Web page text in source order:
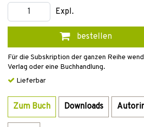
Expl.
bestellen
Für die Subskription der ganzen Reihe
Verlag oder eine Buchhandlung.
Lieferbar
Zum Buch Downloads